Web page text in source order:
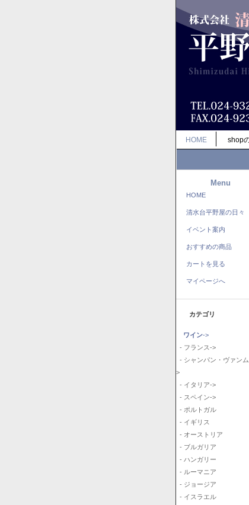
HOME shop
Menu
HOME
清水台平野屋の日々
イベント案内
おすすめの商品
カートを見る
マイページへ
カテゴリ
ワイン->
- フランス->
- シャンパン・ヴァン
>
- イタリア->
- スペイン->
- ポルトガル
- イギリス
- オーストリア
- ブルガリア
- ハンガリー
- ルーマニア
- ジョージア
- イスラエル